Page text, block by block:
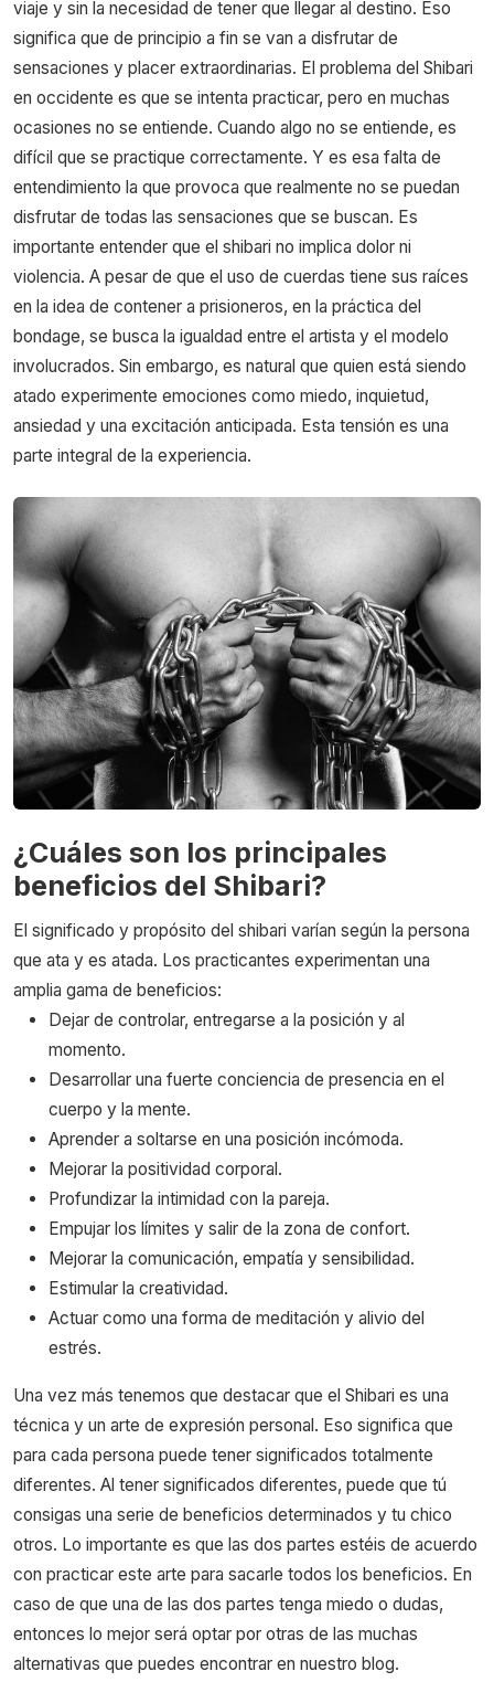
viaje y sin la necesidad de tener que llegar al destino. Eso
significa que de principio a fin se van a disfrutar de
sensaciones y placer extraordinarias. El problema del Shibari
en occidente es que se intenta practicar, pero en muchas
ocasiones no se entiende. Cuando algo no se entiende, es
difícil que se practique correctamente. Y es esa falta de
entendimiento la que provoca que realmente no se puedan
disfrutar de todas las sensaciones que se buscan. Es
importante entender que el shibari no implica dolor ni
violencia. A pesar de que el uso de cuerdas tiene sus raíces
en la idea de contener a prisioneros, en la práctica del
bondage, se busca la igualdad entre el artista y el modelo
involucrados. Sin embargo, es natural que quien está siendo
atado experimente emociones como miedo, inquietud,
ansiedad y una excitación anticipada. Esta tensión es una
parte integral de la experiencia.
¿Cuáles son los principales
beneficios del Shibari?
El significado y propósito del shibari varían según la persona
que ata y es atada. Los practicantes experimentan una
amplia gama de beneficios:
Dejar de controlar, entregarse a la posición y al
momento.
Desarrollar una fuerte conciencia de presencia en el
cuerpo y la mente.
Aprender a soltarse en una posición incómoda.
Mejorar la positividad corporal.
Profundizar la intimidad con la pareja.
Empujar los límites y salir de la zona de confort.
Mejorar la comunicación, empatía y sensibilidad.
Estimular la creatividad.
Actuar como una forma de meditación y alivio del
estrés.
Una vez más tenemos que destacar que el Shibari es una
técnica y un arte de expresión personal. Eso significa que
para cada persona puede tener significados totalmente
diferentes. Al tener significados diferentes, puede que tú
consigas una serie de beneficios determinados y tu chico
otros. Lo importante es que las dos partes estéis de acuerdo
con practicar este arte para sacarle todos los beneficios. En
caso de que una de las dos partes tenga miedo o dudas,
entonces lo mejor será optar por otras de las muchas
alternativas que puedes encontrar en nuestro blog.